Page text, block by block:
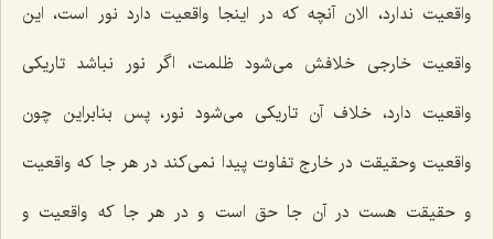
واقعیت ندارد، الان آنچه که در اینجا واقعیت دارد نور است، این
واقعیت خارجی خلافش می‌شود ظلمت، اگر نور نباشد تاریکی
واقعیت دارد، خلاف آن تاریکی می‌شود نور، پس بنابراین چون
واقعیت وحقیقت در خارج تفاوت پیدا نمی‌کند در هر جا که واقعیت
و حقیقت هست در آن جا حق است و در هر جا که واقعیت و